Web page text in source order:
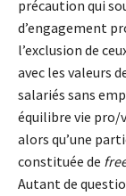
précaution qui
d’engagement
l’exclusion de
avec les valeurs
salariés sans
équilibre vie pro/
alors qu’une
constituée de
Autant de